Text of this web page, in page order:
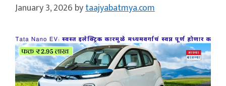
January 3, 2026 bytaajyabatmya.com